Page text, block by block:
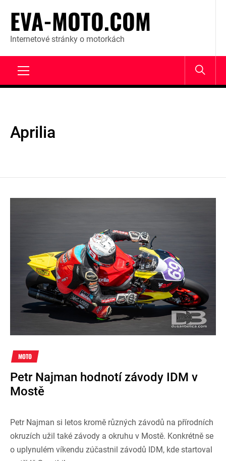
content
EVA-MOTO.COM
Internetové stránky o motorkách
Aprilia
MOTO
Petr Najman hodnotí závody IDM v
Mostě
Petr Najman si letos kromě různých závodů na přírodních
okruzích užil také závody a okruhu v Mostě. Konkrétně se
o uplynulém víkendu zúčastnil závodů IDM, kde startoval